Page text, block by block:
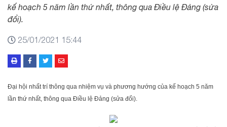
kế hoạch 5 năm lần thứ nhất, thông qua Điều lệ Đảng (sửa
đổi).
25/01/2021 15:44
Đại hội nhất trí thông qua nhiệm vụ và phương hướng của kế hoạch 5 năm
lần thứ nhất, thông qua Điều lệ Đảng (sửa đổi).